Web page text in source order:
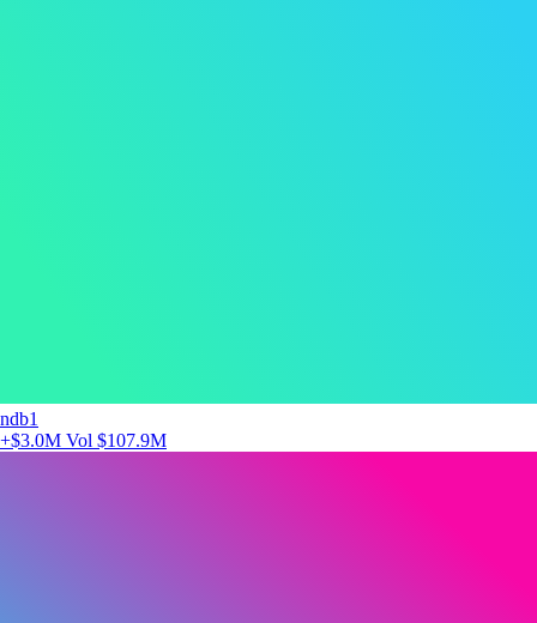
ndb1
+$3.0M Vol $107.9M